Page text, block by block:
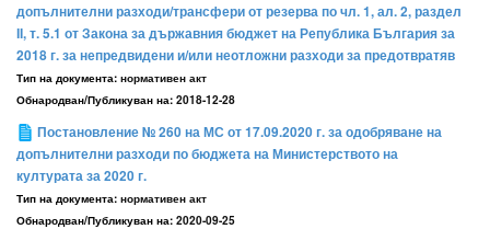
допълнителни разходи/трансфери от резерва по чл. 1, ал. 2, раздел
ІІ, т. 5.1 от Закона за държавния бюджет на Република България за
2018 г. за непредвидени и/или неотложни разходи за предотвратяв
Тип на документа: нормативен акт
Обнародван/Публикуван на: 2018-12-28
Постановление № 260 на МС от 17.09.2020 г. за одобряване на
допълнителни разходи по бюджета на Министерството на
културата за 2020 г.
Тип на документа: нормативен акт
Обнародван/Публикуван на: 2020-09-25